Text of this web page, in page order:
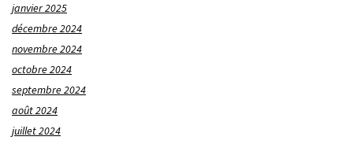
janvier 2025
décembre 2024
novembre 2024
octobre 2024
septembre 2024
août 2024
juillet 2024